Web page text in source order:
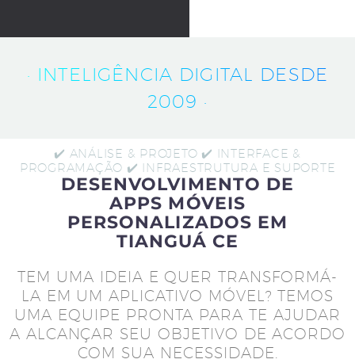
· INTELIGÊNCIA DIGITAL DESDE
2009 ·
✔️ ANÁLISE & PROJETO ✔️ INTERFACE &
PROGRAMAÇÃO ✔️ INFRAESTRUTURA E SUPORTE
DESENVOLVIMENTO DE
APPS MÓVEIS
PERSONALIZADOS EM
TIANGUÁ CE
TEM UMA IDEIA E QUER TRANSFORMÁ-
LA EM UM APLICATIVO MÓVEL? TEMOS
UMA EQUIPE PRONTA PARA TE AJUDAR
A ALCANÇAR SEU OBJETIVO DE ACORDO
COM SUA NECESSIDADE.